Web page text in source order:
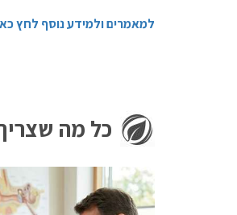
למאמרים ולמידע נוסף לחץ
כל מה